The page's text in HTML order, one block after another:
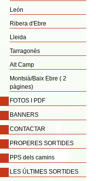
León
Ribera d'Ebre
Lleida
Tarragonès
Alt Camp
Montsià/Baix Ebre ( 2
pàgines)
FOTOS I PDF
BANNERS
CONTACTAR
PROPERES SORTIDES
PPS dels camins
LES ÚLTIMES SORTIDES